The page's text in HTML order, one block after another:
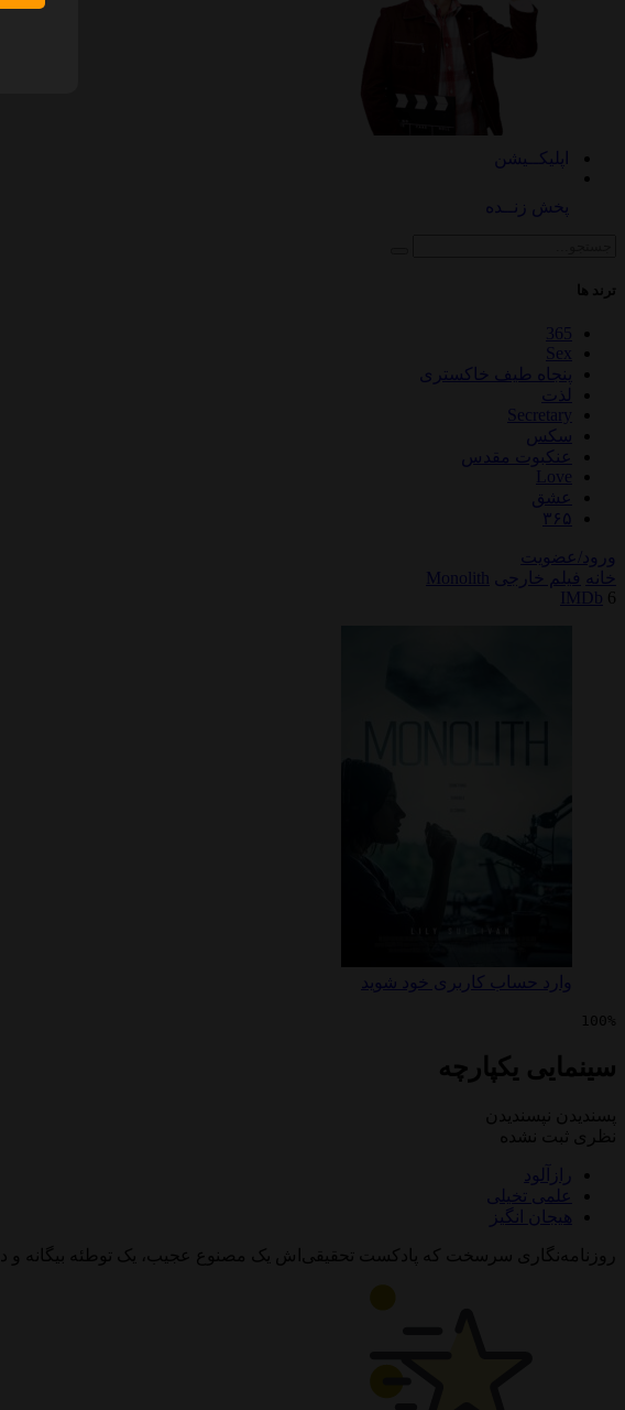
اپلیکــیشن
پخش زنــده
ترند ها
365
Sex
پنجاه طیف خاکستری
لذت
Secretary
سکس
عنکبوت مقدس
Love
عشق
۳۶۵
ورود/عضویت
خانه فیلم خارجی
Monolith
IMDb 6
وارد حساب کاربری خود شوید
100%
سینمایی یکپارچه
پسندیدن
نپسندیدن
نظری ثبت نشده
رازآلود
علمی تخیلی
هیجان انگیز
روزنامه‌نگاری سرسخت که پادکست تحقیقی‌اش یک مصنوع عجیب، یک توطئه بیگانه و